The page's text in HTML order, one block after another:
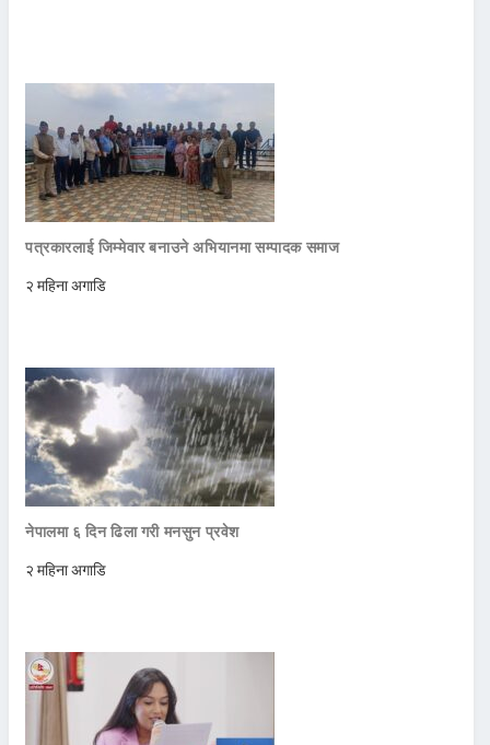
पत्रकारलाई जिम्मेवार बनाउने अभियानमा सम्पादक समाज
२ महिना अगाडि
नेपालमा ६ दिन ढिला गरी मनसुन प्रवेश
२ महिना अगाडि